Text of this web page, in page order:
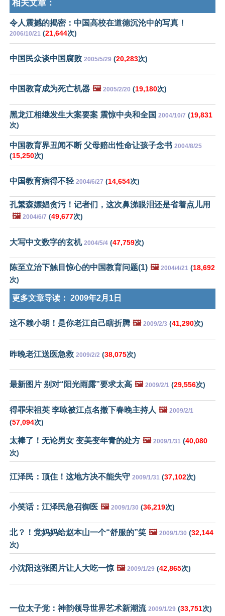
相关文章：
令人震撼的揭密：中国高校在道德沉沦中的写真！
2006/10/21 (21,644次)
中国民众谈中国腐败 2005/5/29 (20,283次)
中国教育成为死亡机器 🖼️ 2005/2/20 (19,180次)
黑龙江相继发生大案要案 震惊中央和全国 2004/10/7 (19,831
次)
中国教育界丑闻不断 父母赔出性命让孩子念书 2004/8/25
(15,250次)
中国教育病得不轻 2004/6/27 (14,654次)
孔繁森嫖娼贪污！记者们，这次鼻涕眼泪还是省着点儿用
🖼️ 2004/6/7 (49,677次)
大写中文数字的玄机 2004/5/4 (47,759次)
陈至立治下触目惊心的中国教育问题(1) 🖼️ 2004/4/21 (18,692
次)
更多文章导读： 2009年2月1日
这不赖小胡！是你老江自己瞎折腾 🖼️ 2009/2/3 (41,290次)
昨晚老江送医急救 2009/2/2 (38,075次)
最新图片 别对“阳光雨露”要求太高 🖼️ 2009/2/1 (29,556次)
得罪宋祖英 李咏被江点名撤下春晚主持人 🖼️ 2009/2/1
(57,094次)
太棒了！无论男女 变美变年青的处方 🖼️ 2009/1/31 (40,080
次)
江泽民：顶住！这地方决不能失守 2009/1/31 (37,102次)
小笑话：江泽民急召御医 🖼️ 2009/1/30 (36,219次)
北？！党妈妈给赵本山一个“舒服的”笑 🖼️ 2009/1/30 (32,144
次)
小沈阳这张图片让人大吃一惊 🖼️ 2009/1/29 (42,865次)
一位太子党：神韵领导世界艺术新潮流 2009/1/29 (33,751次)